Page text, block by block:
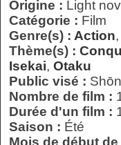
Origine : Light
Catégorie : Film
Genre(s) : Action,
Thème(s) :
Isekai, Otaku
Public visé :
Nombre de film :
Durée d'un film :
Saison : Été
Mois de début